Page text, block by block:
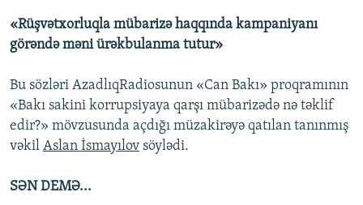
XƏBƏR BÜLLETENLƏRIMIZ
«Rüşvətxorluqla mübarizə haqqında kampaniyanı
görəndə məni ürəkbulanma tutur»
Bu sözləri AzadlıqRadiosunun «Can Bakı» proqramının
«Bakı sakini korrupsiyaya qarşı mübarizədə nə təklif
edir?» mövzusunda açdığı müzakirəyə qatılan tanınmış
vəkil Aslan İsmayılov söylədi.
SƏN DEMƏ...